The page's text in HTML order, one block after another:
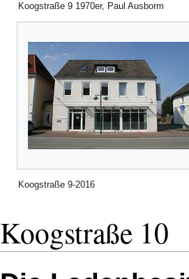
Koogstraße 9 1970er, Paul Ausborm
Koogstraße 9-2016
Koogstraße 10